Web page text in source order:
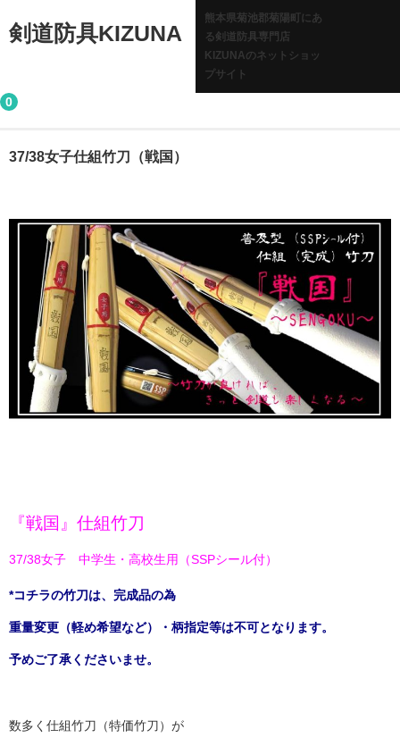
剣道防具KIZUNA
熊本県菊池郡菊陽町にあ
る剣道防具専門店
KIZUNAのネットショッ
プサイト
0
37/38女子仕組竹刀（戦国）
『戦国』仕組竹刀
37/38女子 中学生・高校生用（SSPシール付）
*コチラの竹刀は、完成品の為
重量変更（軽め希望など）・柄指定等は不可となります。
予めご了承くださいませ。
数多く仕組竹刀（特価竹刀）が